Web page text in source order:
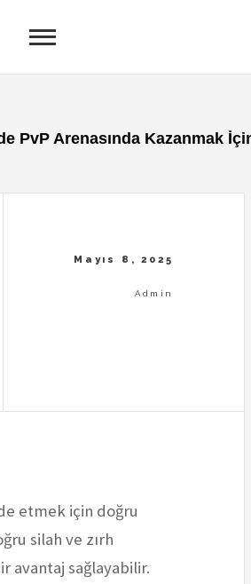
PvP Arenasında Kazanmak
etmek için doğru
silah ve zırh
avantaj sağlayabilir.